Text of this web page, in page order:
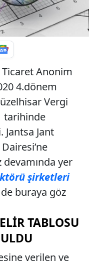
Ticaret Anonim
4.dönem
Vergi
tarihinde
Jant
yer
şirketleri
buraya göz
TABLOSU
verilen ve